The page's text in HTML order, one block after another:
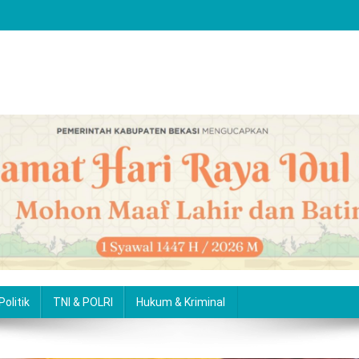
Politik TNI & POLRI Hukum & Kriminal